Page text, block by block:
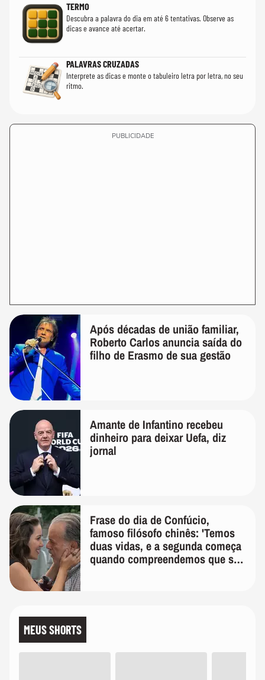
TERMO
Descubra a palavra do dia em até 6 tentativas. Observe as
dicas e avance até acertar.
PALAVRAS CRUZADAS
Interprete as dicas e monte o tabuleiro letra por letra, no seu
ritmo.
PUBLICIDADE
Após décadas de união familiar,
Roberto Carlos anuncia saída do
filho de Erasmo de sua gestão
Amante de Infantino recebeu
dinheiro para deixar Uefa, diz
jornal
Frase do dia de Confúcio,
famoso filósofo chinês: 'Temos
duas vidas, e a segunda começa
quando compreendemos que só
MEUS SHORTS